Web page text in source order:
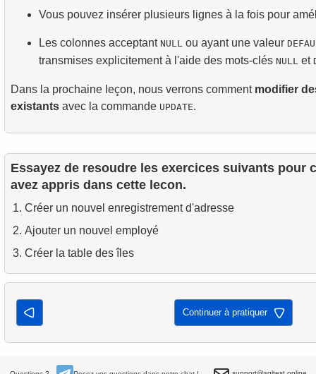
Vous pouvez insérer plusieurs lignes à la fois pour
Les colonnes acceptant NULL ou ayant une valeur
transmises explicitement à l'aide des mots-clés NULL et
Dans la prochaine leçon, nous verrons comment modifier
existants avec la commande UPDATE.
Essayez de resoudre les exercices suivants pour
avez appris dans cette lecon.
Créer un nouvel enregistrement d'adresse
Ajouter un nouvel employé
Créer la table des îles
Continuer à pratiquer